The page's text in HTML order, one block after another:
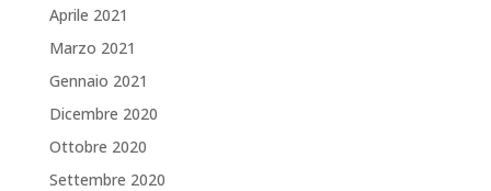
Aprile 2021
Marzo 2021
Gennaio 2021
Dicembre 2020
Ottobre 2020
Settembre 2020